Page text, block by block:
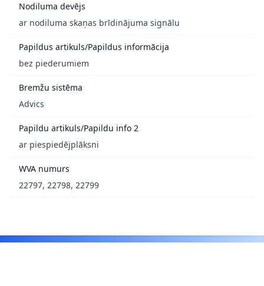
Nodiluma devējs
ar nodiluma skaņas brīdinājuma signālu
Papildus artikuls/Papildus informācija
bez piederumiem
Bremžu sistēma
Advics
Papildu artikuls/Papildu info 2
ar piespiedējplāksni
WVA numurs
22797, 22798, 22799